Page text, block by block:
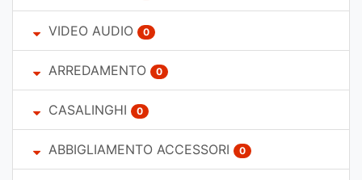
VIDEO AUDIO 0
ARREDAMENTO 0
CASALINGHI 0
ABBIGLIAMENTO ACCESSORI 0